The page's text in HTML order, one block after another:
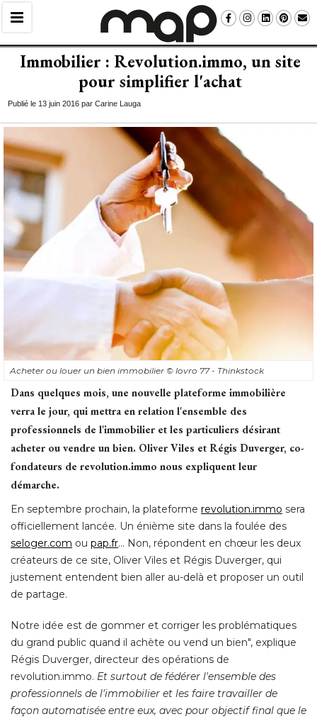
Immobilier : Revolution.immo, un site
pour simplifier l'achat
Publié le 13 juin 2016 par Carine Lauga
Acheter ou louer un bien immobilier © lovro 77 - Thinkstock
Dans quelques mois, une nouvelle plateforme immobilière
verra le jour, qui mettra en relation l'ensemble des
professionnels de l'immobilier et les particuliers désirant
acheter ou vendre un bien. Oliver Viles et Régis Duverger, co-
fondateurs de revolution.immo nous expliquent leur
démarche.
En septembre prochain, la plateforme revolution.immo sera
officiellement lancée. Un énième site dans la foulée des
seloger.com ou pap.fr... Non, répondent en chœur les deux
créateurs de ce site, Oliver Viles et Régis Duverger, qui
justement entendent bien aller au-delà et proposer un outil
de partage.
Notre idée est de gommer et corriger les problématiques
du grand public quand il achète ou vend un bien", explique
Régis Duverger, directeur des opérations de
revolution.immo. Et surtout de fédérer l'ensemble des
professionnels de l'immobilier et les faire travailler de
façon automatisée entre eux, avec pour objectif final que le